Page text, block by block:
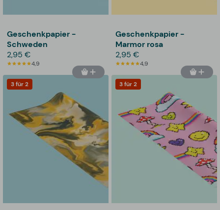
Geschenkpapier -
Schweden
2,95 €
4,9
Geschenkpapier -
Marmor rosa
2,95 €
4,9
3 für 2 3 für 2